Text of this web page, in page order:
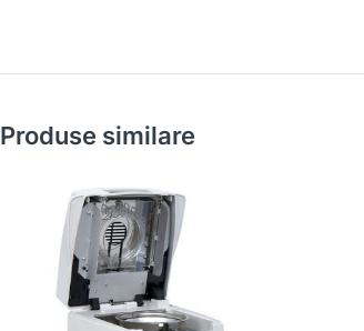
Produse similare